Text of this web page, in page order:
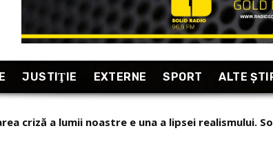
JUSTIŢIE EXTERNE SPORT ALTE
excepțional din Armenia, “țara care se uită în